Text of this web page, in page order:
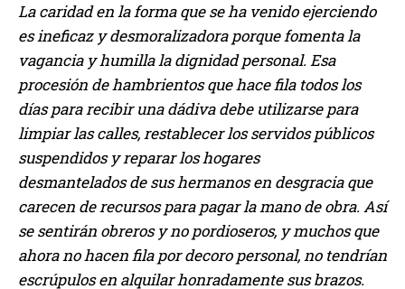
La caridad en la forma que se ha venido ejerciendo
es ineficaz y desmoralizadora porque fomenta la
vagancia y humilla la dignidad personal. Esa
procesión de hambrientos que hace fila todos los
días para recibir una dádiva debe utilizarse para
limpiar las calles, restablecer los servidos públicos
suspendidos y reparar los hogares
desmantelados de sus hermanos en desgracia que
carecen de recursos para pagar la mano de obra. Así
se sentirán obreros y no pordioseros, y muchos que
ahora no hacen fila por decoro personal, no tendrían
escrúpulos en alquilar honradamente sus brazos.